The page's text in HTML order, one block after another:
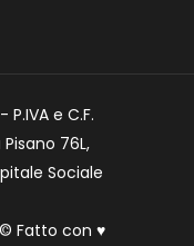
e C.F.
76L,
Sociale
Fatto con ♥